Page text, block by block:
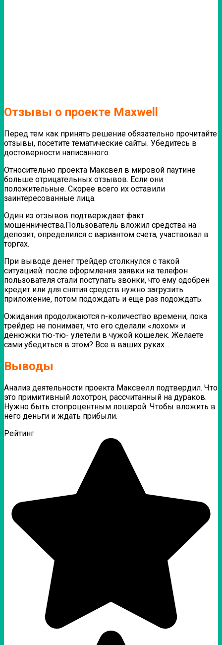
Отзывы о проекте Maxwell
Перед тем как принять решение обязательно прочитайте
отзывы, посетите тематические сайты. Убедитесь в
достоверности написанного.
Относительно проекта Максвел в мировой паутине
больше отрицательных отзывов. Если они
положительные. Скорее всего их оставили
заинтересованные лица.
Один из отзывов подтверждает факт
мошенничества.Пользователь вложил средства на
депозит, определился с вариантом счета, участвовал в
торгах.
При выводе денег трейдер столкнулся с такой
ситуацией: после оформления заявки на телефон
пользователя стали поступать звонки, что ему одобрен
кредит или для снятия средств нужно загрузить
приложение, потом подождать и еще раз подождать.
Ожидания продолжаются n-количество времени, пока
трейдер не понимает, что его сделали «лохом» и
денюжки тю-тю- улетели в чужой кошелек. Желаете
сами убедиться в этом? Все в ваших руках…
Выводы
Анализ деятельности проекта Максвелл подтвердил. Что
это примитивный лохотрон, рассчитанный на дураков.
Нужно быть стопроцентным лошарой. Чтобы вложить в
него деньги и ждать прибыли.
Рейтинг